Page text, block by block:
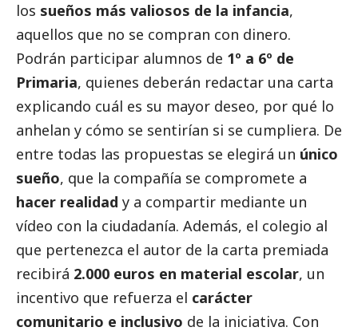
los sueños más valiosos de la infancia,
aquellos que no se compran con dinero.
Podrán participar alumnos de 1º a 6º de
Primaria, quienes deberán redactar una carta
explicando cuál es su mayor deseo, por qué lo
anhelan y cómo se sentirían si se cumpliera. De
entre todas las propuestas se elegirá un único
sueño, que la compañía se compromete a
hacer realidad y a compartir mediante un
vídeo con la ciudadanía. Además, el colegio al
que pertenezca el autor de la carta premiada
recibirá 2.000 euros en material escolar, un
incentivo que refuerza el carácter
comunitario e inclusivo de la iniciativa. Con